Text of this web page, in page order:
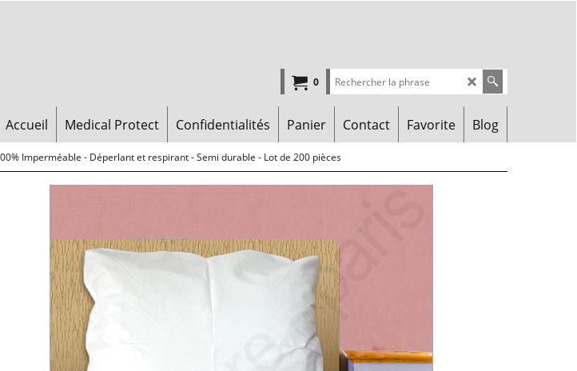
0
Accueil Medical Protect Confidentialités Panier Contact Favorite Blog
Imperméable - Déperlant et respirant - Semi durable - Lot de 200 pièces